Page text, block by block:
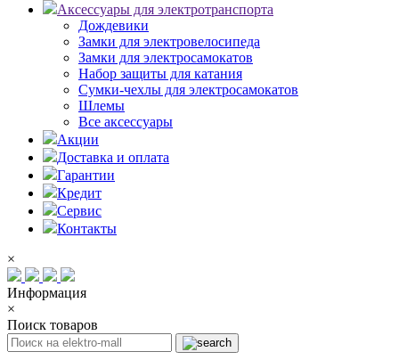
Аксессуары для электротранспорта
Дождевики
Замки для электровелосипеда
Замки для электросамокатов
Набор защиты для катания
Сумки-чехлы для электросамокатов
Шлемы
Все аксессуары
Акции
Доставка и оплата
Гарантии
Кредит
Сервис
Контакты
×
Информация
×
Поиск товаров